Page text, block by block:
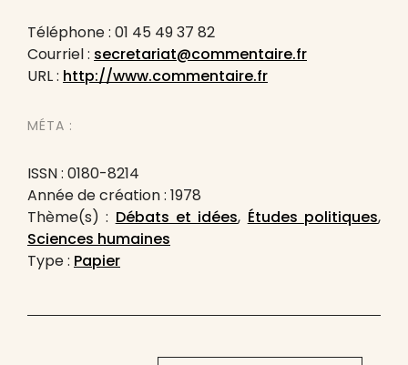
Téléphone : 01 45 49 37 82
Courriel : secretariat@commentaire.fr
URL : http://www.commentaire.fr
MÉTA :
ISSN : 0180-8214
Année de création : 1978
Thème(s) : Débats et idées, Études politiques,
Sciences humaines
Type : Papier